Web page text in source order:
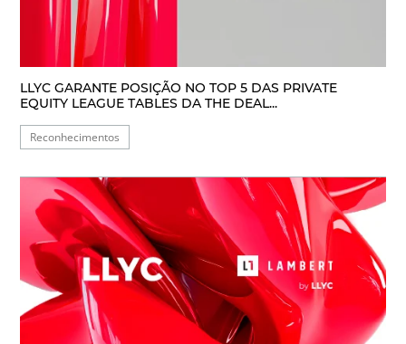
LLYC GARANTE POSIÇÃO NO TOP 5 DAS PRIVATE
EQUITY LEAGUE TABLES DA THE DEAL...
Reconhecimentos